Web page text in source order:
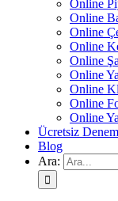
Online
Online
Online
Online
Online
Online
Online
Online
Online
Ücretsiz
Blog
Ara: